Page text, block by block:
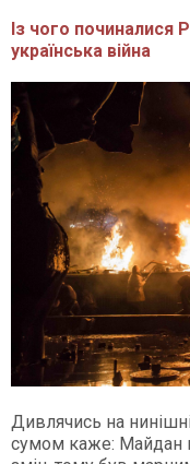
Із чого починалися
українська війна
Дивлячись на
сумом каже: Майдан